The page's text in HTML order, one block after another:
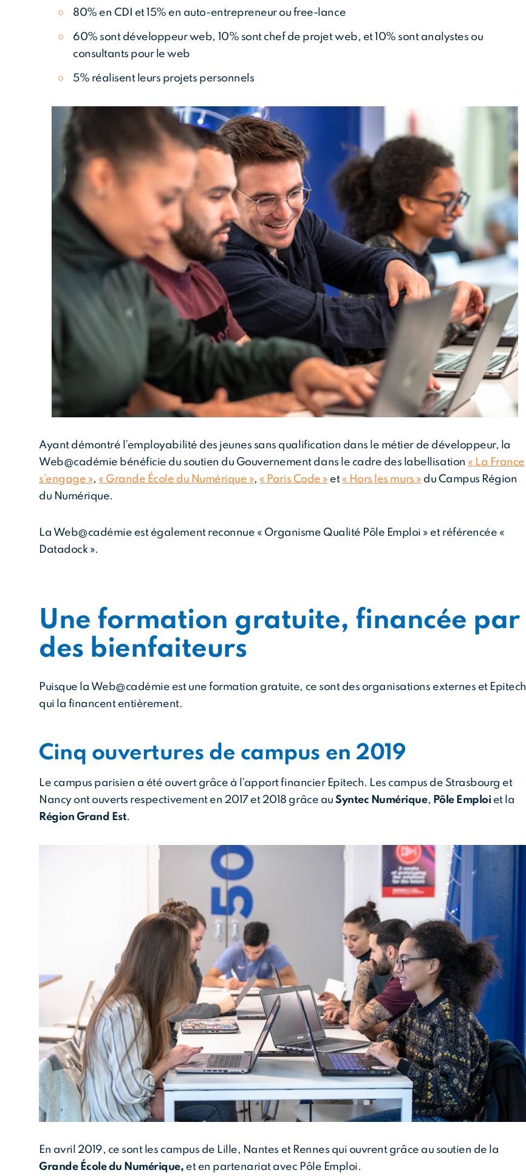
80% en CDI et 15% en auto-entrepreneur ou free-lance
60% sont développeur web, 10% sont chef de projet web, et 10% sont analystes ou
consultants pour le web
5% réalisent leurs projets personnels
Ayant démontré l’employabilité des jeunes sans qualification dans le métier de développeur, la
Web@cadémie bénéficie du soutien du Gouvernement dans le cadre des labellisation « La France
s’engage », « Grande École du Numérique », « Paris Code » et « Hors les murs » du Campus Région
du Numérique.
La Web@cadémie est également reconnue « Organisme Qualité Pôle Emploi » et référencée «
Datadock ».
Une formation gratuite, financée par
des bienfaiteurs
Puisque la Web@cadémie est une formation gratuite, ce sont des organisations externes et Epitech
qui la financent entièrement.
Cinq ouvertures de campus en 2019
Le campus parisien a été ouvert grâce à l’apport financier Epitech. Les campus de Strasbourg et
Nancy ont ouverts respectivement en 2017 et 2018 grâce auSyntec Numérique, Pôle Emploi et la
Région Grand Est.
En avril 2019, ce sont les campus de Lille, Nantes et Rennes qui ouvrent grâce au soutien de la
Grande École du Numérique, et en partenariat avec Pôle Emploi.